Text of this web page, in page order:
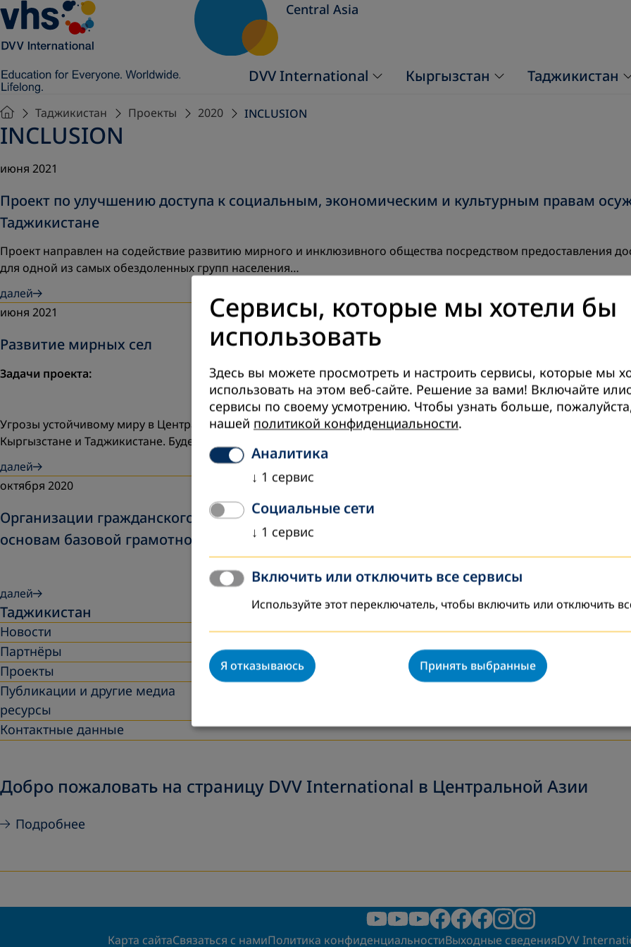
Central Asia
DVV International Кыргызстан Таджикистан
Таджикистан Проекты 2020 INCLUSION
INCLUSION
июня 2021
Проект по улучшению доступа к социальным, экономическим и культурным правам
Таджикистане
Проект направлен на содействие развитию мирного и инклюзивного общества посредством предоставления
для одной из самых обездоленных групп населения…
далей
июня 2021
Развитие мирных сел
Задачи проекта:
Угрозы устойчивому миру в Центральной Азии будут минимизированы путем укрепления отношений между
Кыргызстане и Таджикистане. Будет…
далей
октября 2020
Организации гражданского общества наращивают свой потенциал в проведении
основам базовой грамотност
далей
Таджикистан
Новости
Партнёры
Проекты
Публикации и другие медиа
ресурсы
Контактные данные
Добро пожаловать на страницу DVV International в Центральной Азии
Подробнее
Карта сайтаСвязаться с намиПолитика конфиденциальностиВыходные сведенияDVV
Сервисы, которые мы хотели бы
использовать
Здесь вы можете просмотреть и настроить сервисы, которые мы
использовать на этом веб-сайте. Решение за вами! Включайте
сервисы по своему усмотрению. Чтобы узнать больше,
нашей политикой конфиденциальности.
Аналитика
↓ 1 сервис
Социальные сети
↓ 1 сервис
Включить или отключить все сервисы
Используйте этот переключатель, чтобы включить или отключить
Я отказываюсь Принять выбранные